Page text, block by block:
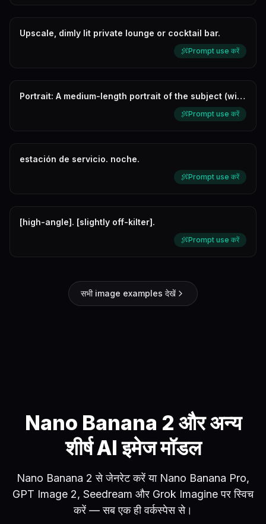
Upscale, dimly lit private lounge or cocktail bar.
Prompt use करें
Portrait: A medium-length portrait of the subject (with
Prompt use करें
estación de servicio. noche.
Prompt use करें
[high-angle]. [slightly off-kilter].
Prompt use करें
सभी image examples देखें
Nano Banana 2 और अन्य
शीर्ष AI इमेज मॉडल
Nano Banana 2 से जेनरेट करें या Nano Banana Pro,
GPT Image 2, Seedream और Grok Imagine पर स्विच
करें — सब एक ही वर्कस्पेस से।